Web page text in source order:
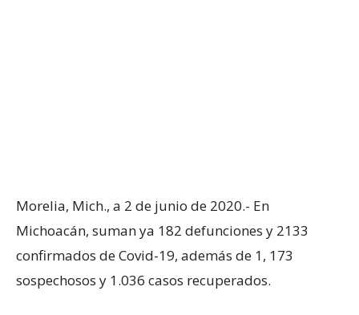
Morelia, Mich., a 2 de junio de 2020.- En
Michoacán, suman ya 182 defunciones y 2133
confirmados de Covid-19, además de 1, 173
sospechosos y 1.036 casos recuperados.